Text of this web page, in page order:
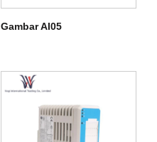
Gambar AI05